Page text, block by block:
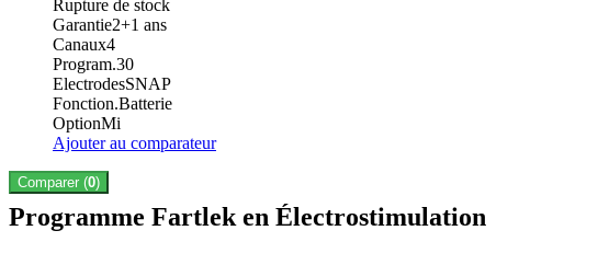
Rupture de stock
Garantie2+1 ans
Canaux4
Program.30
ElectrodesSNAP
Fonction.Batterie
OptionMi
Ajouter au comparateur
Comparer (0)
Programme Fartlek en Électrostimulation